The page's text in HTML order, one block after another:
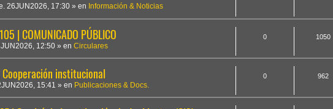
26JUN2026, 17:30 » en Información & Noticias
| COMUNICADO PÚBLICO
12:50 » en Circulares
0 1050
Cooperación institucional
15:41 » en Publicaciones & Docs.
0 962